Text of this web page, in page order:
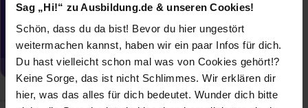
Sag „Hi!“ zu Ausbildung.de & unseren Cookies!
Schön, dass du da bist! Bevor du hier ungestört
weitermachen kannst, haben wir ein paar Infos für dich.
Du hast vielleicht schon mal was von Cookies gehört!?
Keine Sorge, das ist nicht Schlimmes. Wir erklären dir
hier, was das alles für dich bedeutet. Wunder dich bitte
Du möchtest neue Stellen automatisch
zugeschickt bekommen?
Jetzt aktivieren